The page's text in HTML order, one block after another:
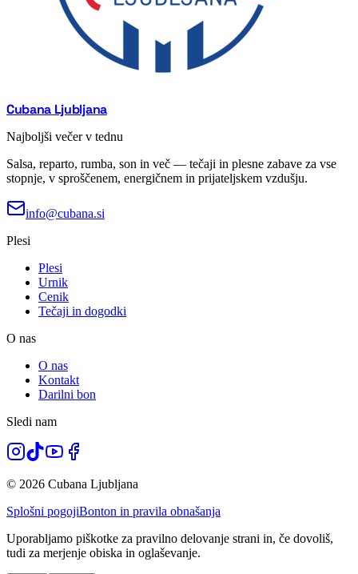
Cubana Ljubljana
Najboljši večer v tednu
Salsa, reparto, rumba, son in več — tečaji in plesne zabave za vse
stopnje, v sproščenem, energičnem in prijateljskem vzdušju.
info@cubana.si
Plesi
Plesi
Urnik
Cenik
Tečaji in dogodki
O nas
O nas
Kontakt
Darilni bon
Sledi nam
© 2026 Cubana Ljubljana
Splošni pogojiBonton in pravila obnašanja
Uporabljamo piškotke za pravilno delovanje strani in, če dovoliš,
tudi za merjenje obiska in oglaševanje.